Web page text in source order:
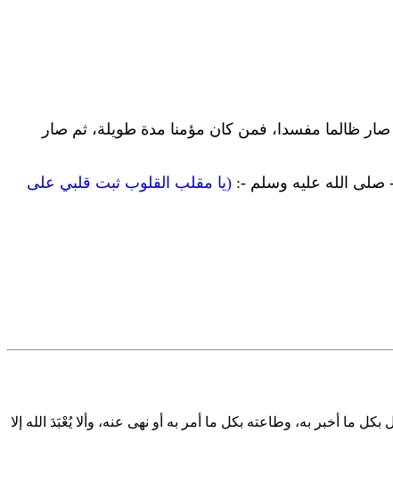
صار ظالما مفسدا، فمن كان مؤمنا مدة طويلة، ثم صار
- صلى الله عليه وسلم -: (يا مقلب القلوب ثبت قلبي على
أخبر به، وطاعته بكل ما أمر به أو نهى عنه، وألا يُعْبَدَ الله إلا